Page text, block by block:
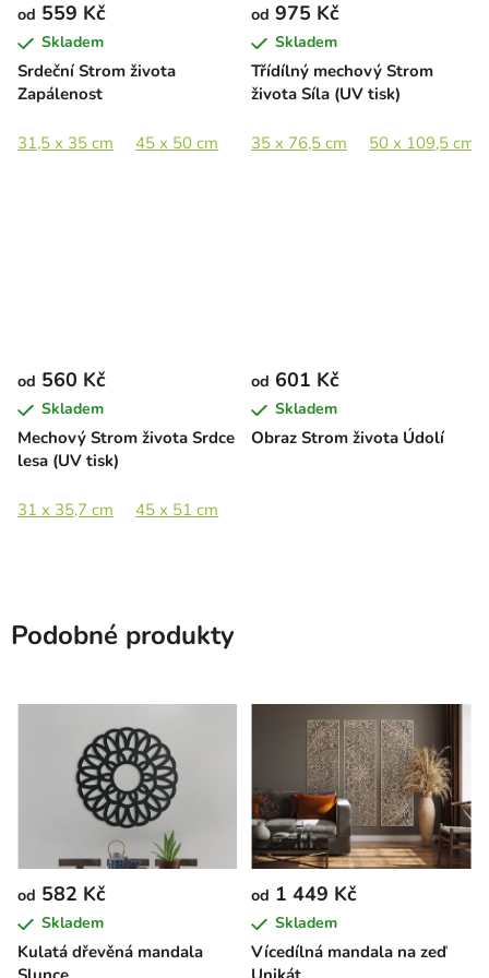
Srdeční Strom života
Zapálenost
od 559 Kč
Skladem
31,5 x 35 cm 45 x 50 cm 60 x 66,5 cm 80 x 89 cm
Třídílný mechový Strom
života Síla (UV tisk)
od 975 Kč
Skladem
35 x 76,5 cm 50 x 109,5 cm
Mechový Strom života Srdce
lesa (UV tisk)
od 560 Kč
Skladem
31 x 35,7 cm 45 x 51 cm
Obraz Strom života Údolí
od 601 Kč
Skladem
Podobné produkty
Kulatá dřevěná mandala
od 582 Kč
Skladem
Vícedílná mandala na zeď
od 1 449 Kč
Skladem